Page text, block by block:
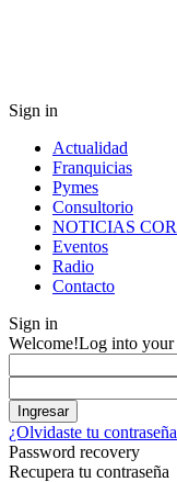
Sign in
Actualidad
Franquicias
Pymes
Consultorio
NOTICIAS
Eventos
Radio
Contacto
Sign in
Welcome!Log into your
¿Olvidaste tu
Password recovery
Recupera tu contraseña